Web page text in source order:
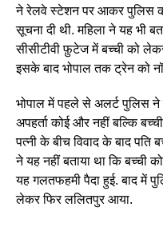
ने रेलवे स्टेशन पर आकर पुलिस
सूचना दी थी. महिला ने यह भी
सीसीटीवी फ़ुटेज में बच्ची को
इसके बाद भोपाल तक ट्रेन को
भोपाल में पहले से अलर्ट पुलिस ने
अपहर्ता कोई और नहीं बल्कि
पत्नी के बीच विवाद के बाद पति
ने यह नहीं बताया था कि बच्ची
यह गलतफहमी पैदा हुई. बाद में
लेकर फिर ललितपुर आया.